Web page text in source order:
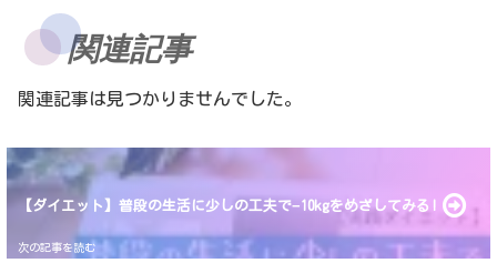
関連記事
関連記事は見つかりませんでした。
【ダイエット】普段の生活に少しの工夫で−10kgをめざしてみる!